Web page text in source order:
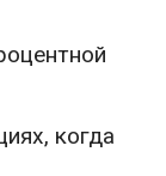
когда